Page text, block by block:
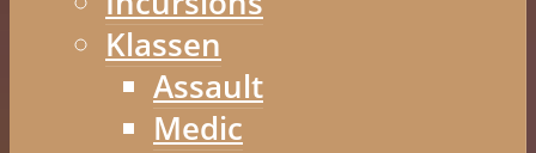
Klassen
Assault
Medic